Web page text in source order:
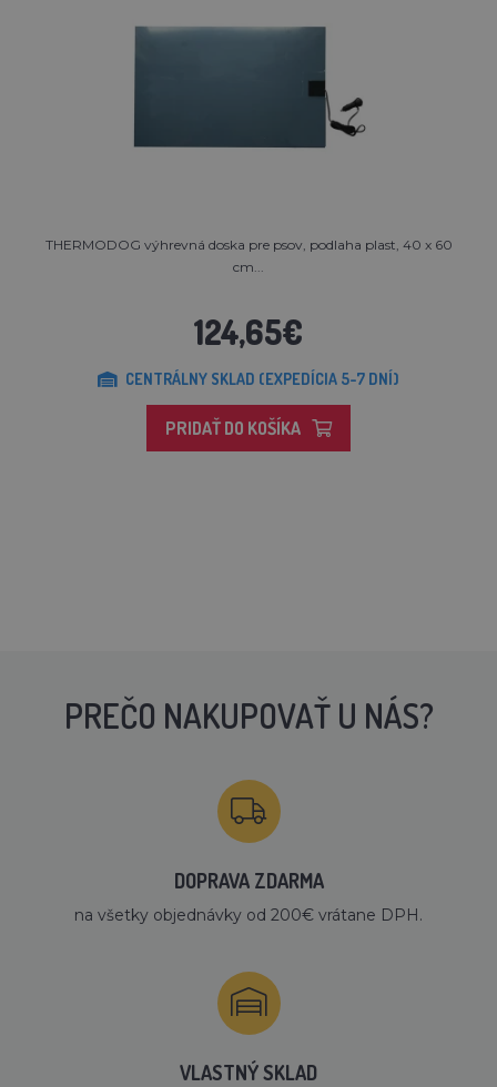
THERMODOG výhrevná doska pre psov, podlaha plast, 40 x 60
cm...
124,65€
CENTRÁLNY SKLAD (EXPEDÍCIA 5-7 DNÍ)
PRIDAŤ DO KOŠÍKA
PREČO NAKUPOVAŤ U NÁS?
DOPRAVA ZDARMA
na všetky objednávky od 200€ vrátane DPH.
VLASTNÝ SKLAD